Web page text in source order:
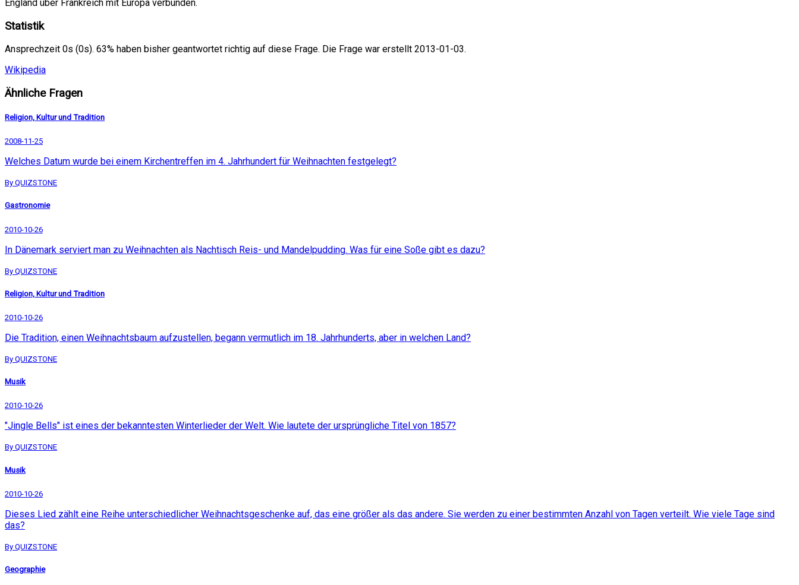
England über Frankreich mit Europa verbunden.
Statistik
Ansprechzeit 0s (0s). 63% haben bisher geantwortet richtig auf diese Frage. Die Frage war erstellt 2013-01-03.
Wikipedia
Ähnliche Fragen
Religion, Kultur und Tradition
2008-11-25
Welches Datum wurde bei einem Kirchentreffen im 4. Jahrhundert für Weihnachten festgelegt?
By QUIZSTONE
Gastronomie
2010-10-26
In Dänemark serviert man zu Weihnachten als Nachtisch Reis- und Mandelpudding. Was für eine Soße gibt es dazu?
By QUIZSTONE
Religion, Kultur und Tradition
2010-10-26
Die Tradition, einen Weihnachtsbaum aufzustellen, begann vermutlich im 18. Jahrhunderts, aber in welchen Land?
By QUIZSTONE
Musik
2010-10-26
"Jingle Bells" ist eines der bekanntesten Winterlieder der Welt. Wie lautete der ursprüngliche Titel von 1857?
By QUIZSTONE
Musik
2010-10-26
Dieses Lied zählt eine Reihe unterschiedlicher Weihnachtsgeschenke auf, das eine größer als das andere. Sie werden zu einer bestimmten Anzahl von Tagen verteilt. Wie viele Tage sind
das?
By QUIZSTONE
Geographie